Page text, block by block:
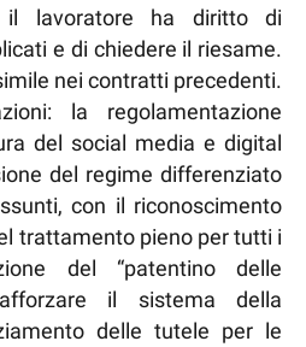
il lavoratore ha diritto di
e di chiedere il riesame.
nei contratti precedenti.
la regolamentazione
del social media e digital
del regime differenziato
con il riconoscimento
trattamento pieno per tutti i
del “patentino delle
il sistema della
delle tutele per le